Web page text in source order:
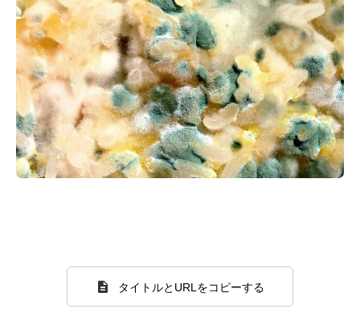
タイトルとURLをコピーする